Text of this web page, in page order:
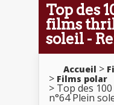
Top des
films
soleil -
Accueil
Films polar
Top des
n°64 Plein